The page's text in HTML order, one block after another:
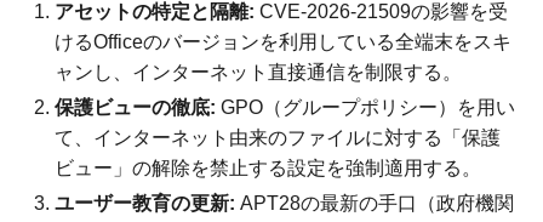
アセットの特定と隔離: CVE-2026-21509の影響を受
けるOfficeのバージョンを利用している全端末をスキ
ャンし、インターネット直接通信を制限する。
保護ビューの徹底: GPO（グループポリシー）を用い
て、インターネット由来のファイルに対する「保護
ビュー」の解除を禁止する設定を強制適用する。
ユーザー教育の更新: APT28の最新の手口（政府機関